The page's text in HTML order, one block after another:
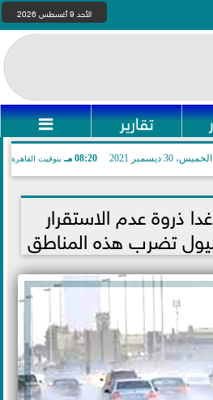
الأحد 9 أغسطس 2026
تقارير 
الخميس، 30 ديسمبر 2021 08:20 مـ بتوقيت القاهرة
ذروة عدم الاستقرار
تضرب هذه المناطق